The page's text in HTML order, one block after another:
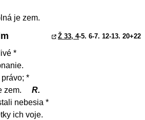
je zem.
Ž 33, 4-5. 6-7. 12-13. 20+22
*
*
zem.
R.
nebesia *
ich voje.